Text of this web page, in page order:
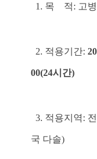
1. 목 적: 고병
2. 적용기간:
00(24시간)
3. 적용지역:
국 다솔)